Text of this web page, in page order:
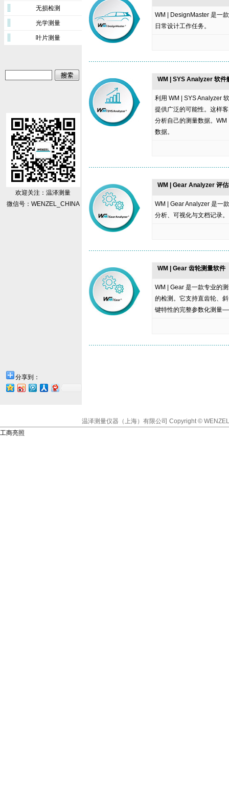
无损检测
光学测量
叶片测量
欢迎关注：温泽测量
微信号：WENZEL_CHINA
分享到：
WM | DesignMaster 是一
日常设计工作任务。
WM | SYS Analyzer 软件
利用 WM | SYS Analyzer
提供广泛的可能性。这样
分析自己的测量数据。
数据。
WM | Gear Analyzer 评
WM | Gear Analyzer 是一
分析、可视化与文档记录。
WM | Gear 齿轮测量软件
WM | Gear 是一款专业的
的检测。它支持直齿轮、
键特性的完整参数化测量
温泽测量仪器（上海）有限公司 Copyright ©
工商亮照